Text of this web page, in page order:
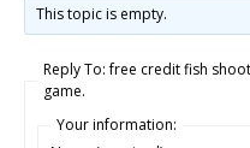
This topic is empty.
Reply To: free credit fish
game.
Your information: